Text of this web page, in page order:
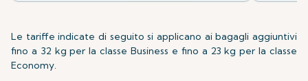
Le tariffe indicate di seguito si applicano ai bagagli aggiuntivi
fino a 32 kg per la classe Business e fino a 23 kg per la classe
Economy.